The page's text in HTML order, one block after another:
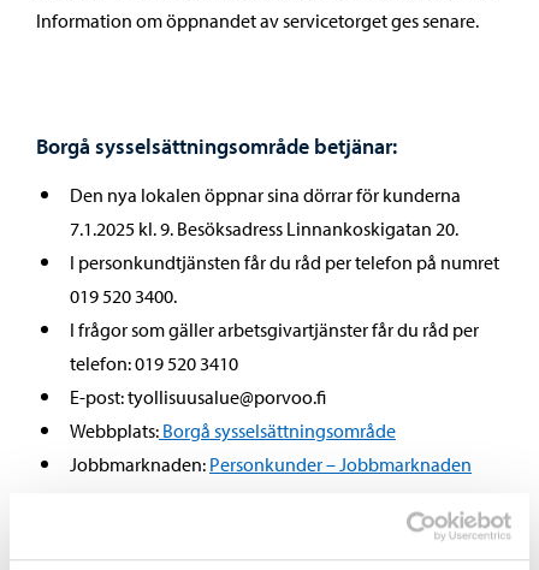
Information om öppnandet av servicetorget ges senare.
Borgå sysselsättningsområde betjänar:
Den nya lokalen öppnar sina dörrar för kunderna
7.1.2025 kl. 9. Besöksadress Linnankoskigatan 20.
I personkundtjänsten får du råd per telefon på numret
019 520 3400.
I frågor som gäller arbetsgivartjänster får du råd per
telefon: 019 520 3410
E-post: tyollisuusalue@porvoo.fi
Webbplats: Borgå sysselsättningsområde
Jobbmarknaden: Personkunder – Jobbmarknaden